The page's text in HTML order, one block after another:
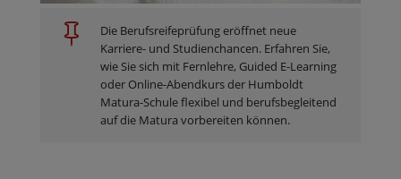

Die Berufsreifeprüfung eröffnet neue
Karriere- und Studienchancen. Erfahren Sie,
wie Sie sich mit Fernlehre, Guided E-Learning
oder Online-Abendkurs der Humboldt
Matura-Schule flexibel und berufsbegleitend
auf die Matura vorbereiten können.